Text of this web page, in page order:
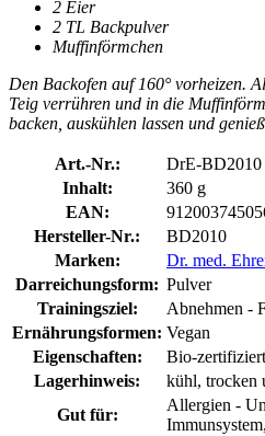
2 Eier
2 TL Backpulver
Muffinförmchen
Den Backofen auf 160° vorheizen.
Teig verrühren und in die
backen, auskühlen lassen und
Art.-Nr.:
DrE-BD2010
Inhalt:
360 g
EAN:
Hersteller-Nr.:
BD2010
Marken:
Dr. med.
Darreichungsform: Pulver
Trainingsziel:
Abnehmen -
Ernährungsformen: Vegan
Eigenschaften:
Bio-
Lagerhinweis:
kühl, trocken
Gut für:
Allergien -